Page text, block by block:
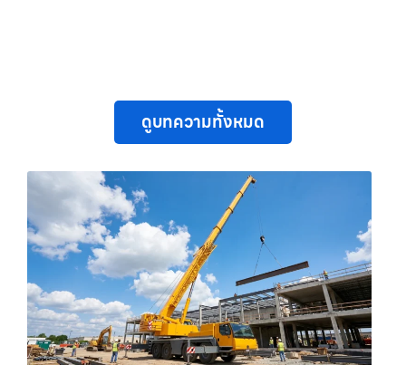
ดูบทความทั้งหมด